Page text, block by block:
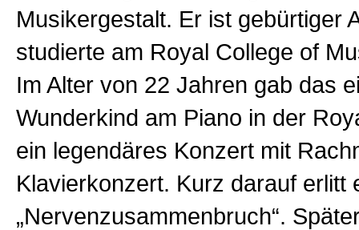
Musikergestalt. Er ist gebürtiger
studierte am Royal College of
Im Alter von 22 Jahren gab das
Wunderkind am Piano in der
ein legendäres Konzert mit
Klavierkonzert. Kurz darauf erlitt
„Nervenzusammenbruch“.